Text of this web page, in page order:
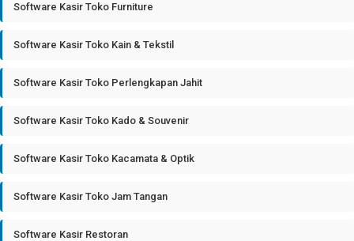
Software Kasir Toko Furniture
Software Kasir Toko Kain & Tekstil
Software Kasir Toko Perlengkapan Jahit
Software Kasir Toko Kado & Souvenir
Software Kasir Toko Kacamata & Optik
Software Kasir Toko Jam Tangan
Software Kasir Restoran